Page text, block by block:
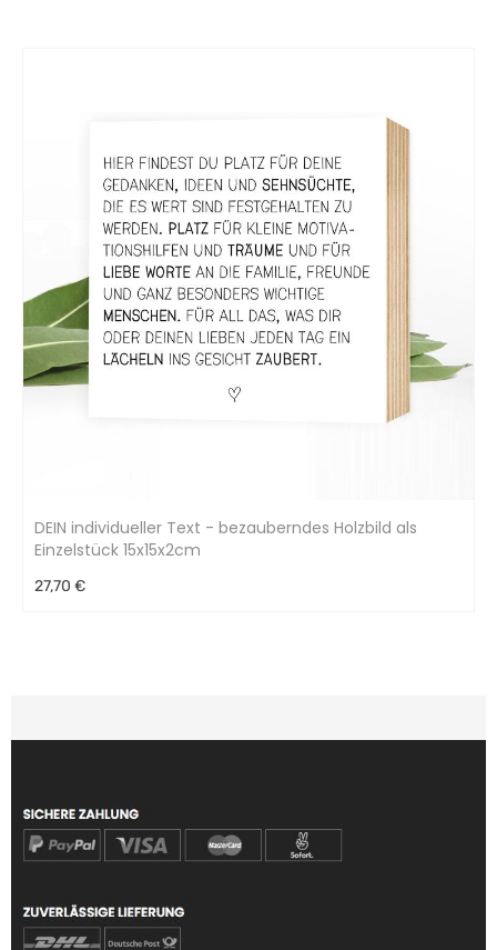
DEIN individueller Text - bezauberndes Holzbild als
Einzelstück 15x15x2cm
27,70 €